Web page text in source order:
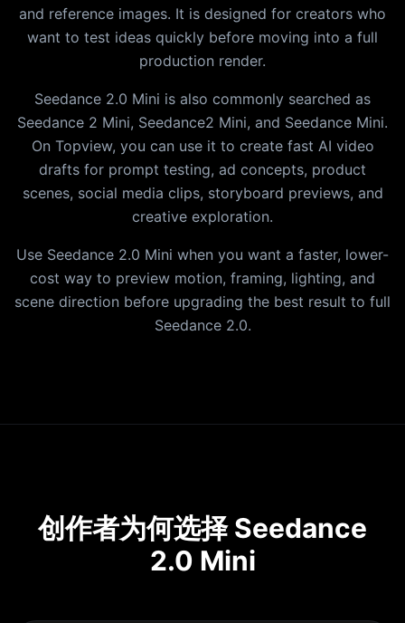
and reference images. It is designed for creators who
want to test ideas quickly before moving into a full
production render.
Seedance 2.0 Mini is also commonly searched as
Seedance 2 Mini, Seedance2 Mini, and Seedance Mini.
On Topview, you can use it to create fast AI video
drafts for prompt testing, ad concepts, product
scenes, social media clips, storyboard previews, and
creative exploration.
Use Seedance 2.0 Mini when you want a faster, lower-
cost way to preview motion, framing, lighting, and
scene direction before upgrading the best result to full
Seedance 2.0.
创作者为何选择 Seedance
2.0 Mini